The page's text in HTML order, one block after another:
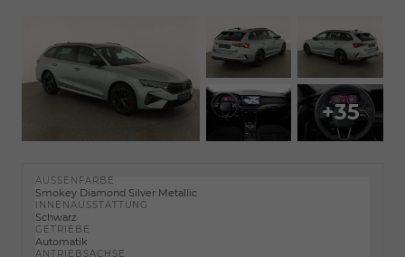
+35
AUSSENFARBE
Smokey Diamond Silver Metallic
INNENAUSSTATTUNG
Schwarz
GETRIEBE
Automatik
ANTRIEBSACHSE